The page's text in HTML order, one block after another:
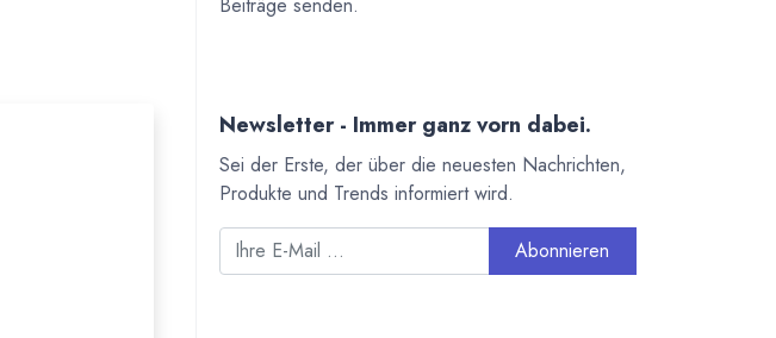
Newsletter - Immer ganz vorn dabei.
Sei der Erste, der über die neuesten Nachrichten,
Produkte und Trends informiert wird.
Abonnieren